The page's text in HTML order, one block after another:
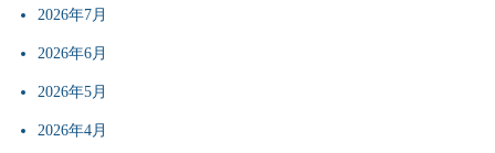
2026年7月
2026年6月
2026年5月
2026年4月